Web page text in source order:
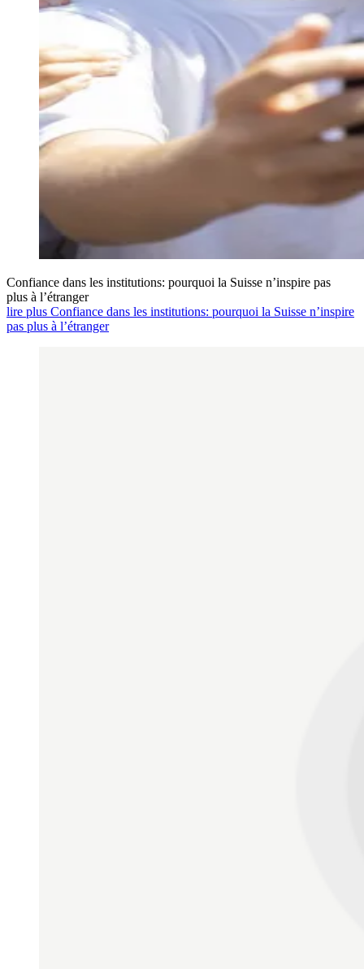
Confiance dans les institutions: pourquoi la Suisse n’inspire pas
plus à l’étranger
lire plus Confiance dans les institutions: pourquoi la Suisse n’inspire
pas plus à l’étranger